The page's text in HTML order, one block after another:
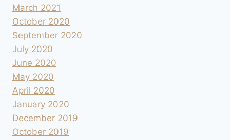
March 2021
October 2020
September 2020
July 2020
June 2020
May 2020
April 2020
January 2020
December 2019
October 2019